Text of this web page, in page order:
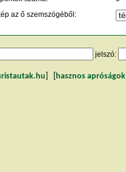
az ő szemszögéből:
jelszó:
hasznos apróságok